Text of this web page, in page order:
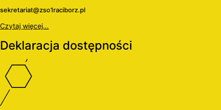
sekretariat@zso1raciborz.pl
Czytaj więcej...
Deklaracja dostępności